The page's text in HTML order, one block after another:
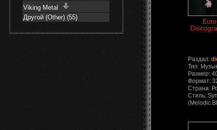
Viking Metal
Другой (Other) (55)
Раздал:
Тип:
Размер:
Формат:
Страна:
Стиль:
(Melodic